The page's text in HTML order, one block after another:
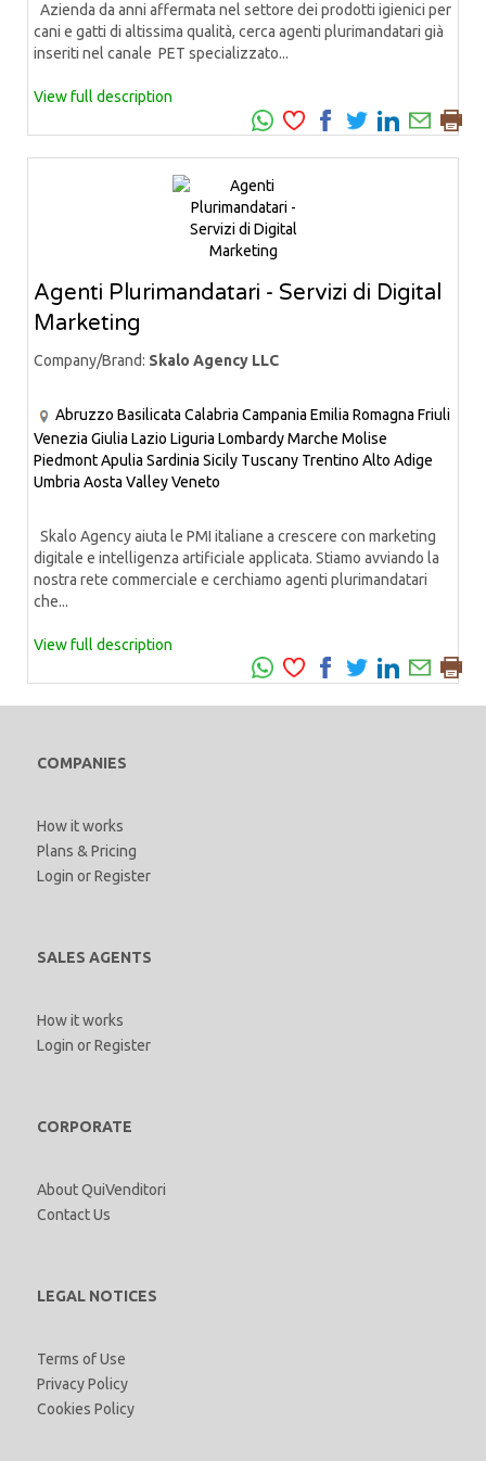
Azienda da anni affermata nel settore dei prodotti igienici per
cani e gatti di altissima qualità, cerca agenti plurimandatari già
inseriti nel canale PET specializzato...
View full description
Agenti Plurimandatari - Servizi di Digital
Marketing
Company/Brand: Skalo Agency LLC
Abruzzo Basilicata Calabria Campania Emilia Romagna Friuli
Venezia Giulia Lazio Liguria LombardyMarche Molise
PiedmontApulia Sardinia Sicily Tuscany Trentino Alto Adige
Umbria Aosta ValleyVeneto
Skalo Agency aiuta le PMI italiane a crescere con marketing
digitale e intelligenza artificiale applicata. Stiamo avviando la
nostra rete commerciale e cerchiamo agenti plurimandatari
che...
View full description
COMPANIES
How it works
Plans & Pricing
Login orRegister
SALES AGENTS
How it works
Login orRegister
CORPORATE
About QuiVenditori
Contact Us
LEGAL NOTICES
Terms of Use
Privacy Policy
Cookies Policy